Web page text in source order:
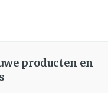
producten en